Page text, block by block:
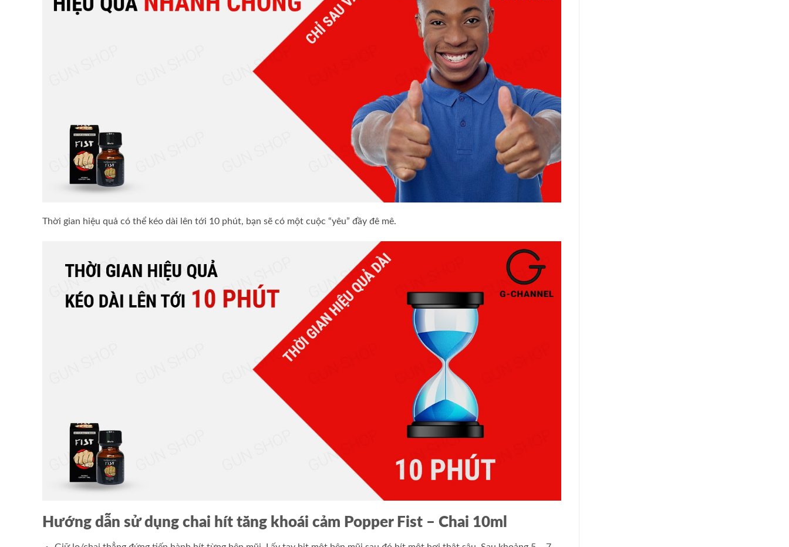
Thời gian hiệu quả có thể kéo dài lên tới 10 phút, bạn sẽ có một cuộc “yêu” đầy đê mê.
Hướng dẫn sử dụng chai hít tăng khoái cảm Popper Fist – Chai 10ml